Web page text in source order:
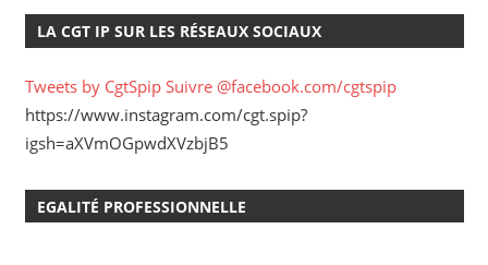
LA CGT IP SUR LES RÉSEAUX SOCIAUX
Tweets by CgtSpip Suivre @facebook.com/cgtspip
https://www.instagram.com/cgt.spip?
igsh=aXVmOGpwdXVzbjB5
EGALITÉ PROFESSIONNELLE